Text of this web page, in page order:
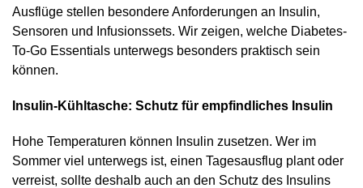
Ausflüge stellen besondere Anforderungen an Insulin,
Sensoren und Infusionssets. Wir zeigen, welche Diabetes-
To-Go Essentials unterwegs besonders praktisch sein
können.
Insulin-Kühltasche: Schutz für empfindliches Insulin
Hohe Temperaturen können Insulin zusetzen. Wer im
Sommer viel unterwegs ist, einen Tagesausflug plant oder
verreist, sollte deshalb auch an den Schutz des Insulins